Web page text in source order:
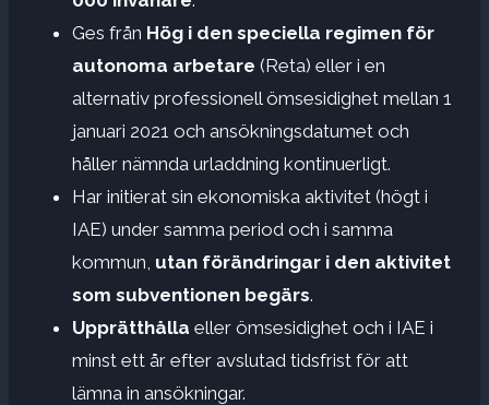
Ges från Hög i den speciella regimen för
autonoma arbetare (Reta) eller i en
alternativ professionell ömsesidighet mellan 1
januari 2021 och ansökningsdatumet och
håller nämnda urladdning kontinuerligt.
Har initierat sin ekonomiska aktivitet (högt i
IAE) under samma period och i samma
kommun, utan förändringar i den aktivitet
som subventionen begärs.
Upprätthålla eller ömsesidighet och i IAE i
minst ett år efter avslutad tidsfrist för att
lämna in ansökningar.